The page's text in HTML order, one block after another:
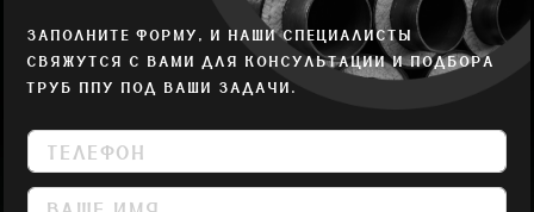
ЗАПОЛНИТЕ ФОРМУ, И НАШИ СПЕЦИАЛИСТЫ
СВЯЖУТСЯ С ВАМИ ДЛЯ КОНСУЛЬТАЦИИ И ПОДБОРА
ТРУБ ППУ ПОД ВАШИ ЗАДАЧИ.